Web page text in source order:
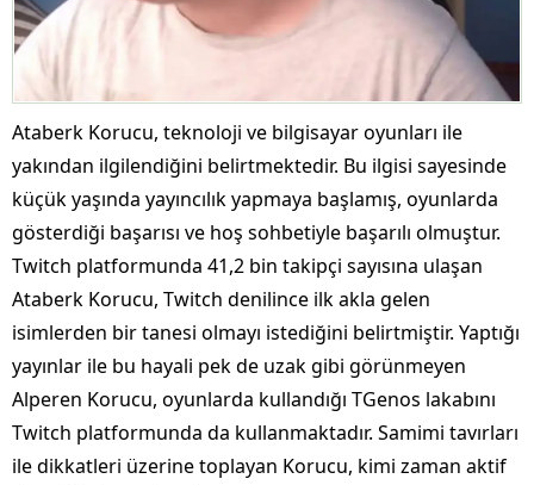
Ataberk Korucu, teknoloji ve bilgisayar oyunları ile
yakından ilgilendiğini belirtmektedir. Bu ilgisi sayesinde
küçük yaşında yayıncılık yapmaya başlamış, oyunlarda
gösterdiği başarısı ve hoş sohbetiyle başarılı olmuştur.
Twitch platformunda 41,2 bin takipçi sayısına ulaşan
Ataberk Korucu, Twitch denilince ilk akla gelen
isimlerden bir tanesi olmayı istediğini belirtmiştir. Yaptığı
yayınlar ile bu hayali pek de uzak gibi görünmeyen
Alperen Korucu, oyunlarda kullandığı TGenos lakabını
Twitch platformunda da kullanmaktadır. Samimi tavırları
ile dikkatleri üzerine toplayan Korucu, kimi zaman aktif